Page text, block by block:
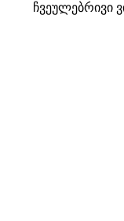
ჩვეულებრივი